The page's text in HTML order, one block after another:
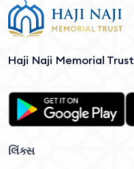
Haji Naji Memorial Trust
લિંક્સ